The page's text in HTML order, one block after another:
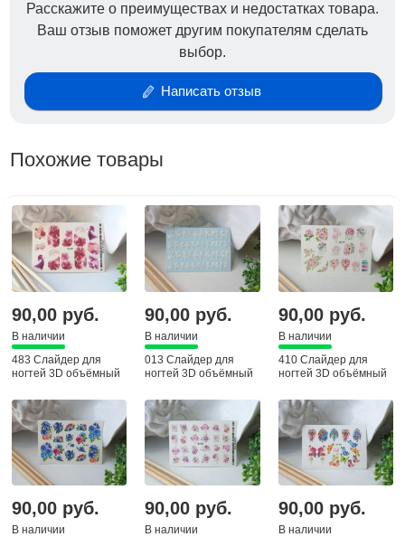
Расскажите о преимуществах и недостатках товара.
Ваш отзыв поможет другим покупателям сделать
выбор.
Написать отзыв
Похожие товары
90,00 руб.
В наличии
483 Слайдер для
ногтей 3D объёмный
90,00 руб.
В наличии
013 Слайдер для
ногтей 3D объёмный
90,00 руб.
В наличии
410 Слайдер для
ногтей 3D объёмный
90,00 руб.
В наличии
90,00 руб.
В наличии
90,00 руб.
В наличии